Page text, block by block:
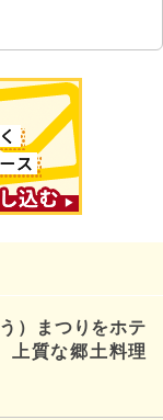
）まつりをホテ
上質な郷土料理